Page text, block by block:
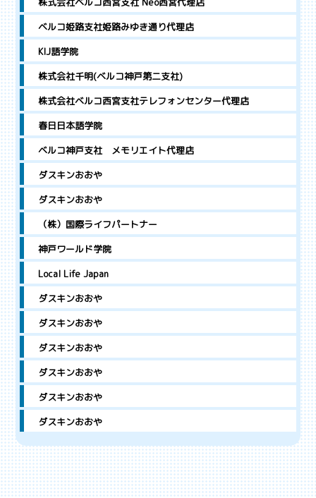
ベルコ姫路支社姫路みゆき通り代理店
KIJ語学院
株式会社千明(ベルコ神戸第二支社)
株式会社ベルコ西宮支社テレフォンセンター代理店
春日日本語学院
ベルコ神戸支社 メモリエイト代理店
ダスキンおおや
ダスキンおおや
（株）国際ライフパートナー
神戸ワールド学院
Local Life Japan
ダスキンおおや
ダスキンおおや
ダスキンおおや
ダスキンおおや
ダスキンおおや
ダスキンおおや